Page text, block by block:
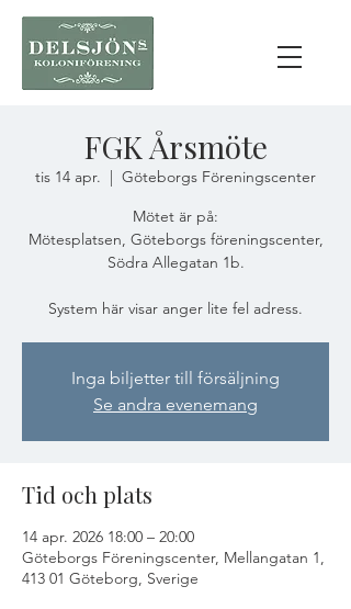
FGK Årsmöte
tis 14 apr.
  |
Göteborgs Föreningscenter
Mötet är på:
Mötesplatsen, Göteborgs föreningscenter,
Södra Allegatan 1b.
System här visar anger lite fel adress.
Inga biljetter till försäljning
Se andra evenemang
Tid och plats
14 apr. 2026 18:00 – 20:00
Göteborgs Föreningscenter, Mellangatan 1,
413 01 Göteborg, Sverige